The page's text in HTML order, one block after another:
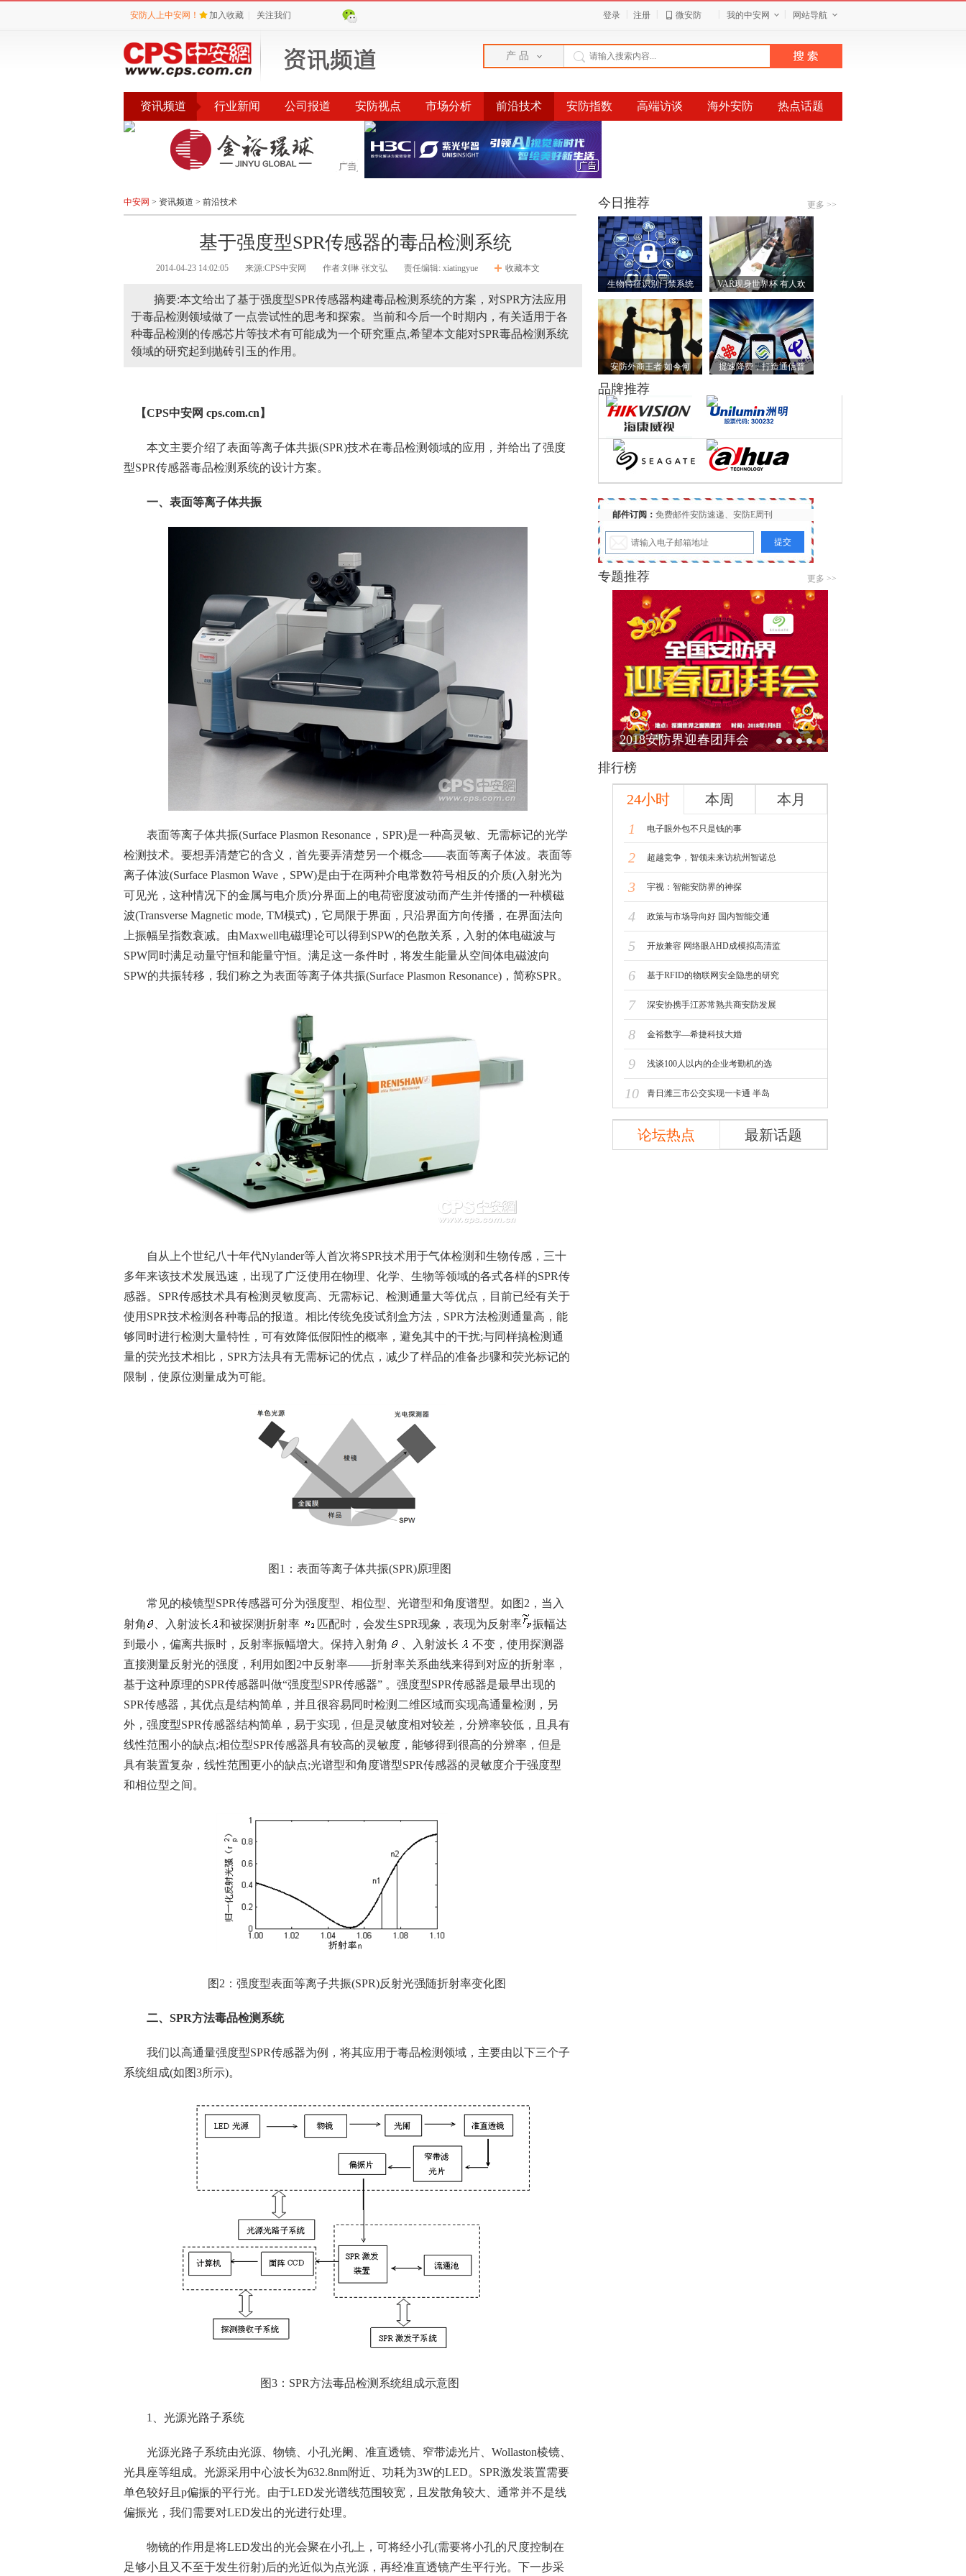
安防人上中安网！ 加入收藏 关注我们 登录 注册 微安防 我的中安网 网站导航
产 品
资讯频道 行业新闻 公司报道 安防视点 市场分析 前沿技术 安防指数 高端访谈 海外安防 热点话题
公告 评选 榜单
中安网 > 资讯频道 > 前沿技术
基于强度型SPR传感器的毒品检测系统
2014-04-23 14:02:05 来源:CPS中安网 作者:刘琳 张文弘 责任编辑: xiatingyue 收藏本文
摘要:本文给出了基于强度型SPR传感器构建毒品检测系统的方案，对SPR方法应用
于毒品检测领域做了一点尝试性的思考和探索。当前和今后一个时期内，有关适用于各
种毒品检测的传感芯片等技术有可能成为一个研究重点,希望本文能对SPR毒品检测系统
领域的研究起到抛砖引玉的作用。
【CPS中安网 cps.com.cn】
本文主要介绍了表面等离子体共振(SPR)技术在毒品检测领域的应用，并给出了强度
型SPR传感器毒品检测系统的设计方案。
一、表面等离子体共振
表面等离子体共振(Surface Plasmon Resonance，SPR)是一种高灵敏、无需标记的光学
检测技术。要想弄清楚它的含义，首先要弄清楚另一个概念——表面等离子体波。表面等
离子体波(Surface Plasmon Wave，SPW)是由于在两种介电常数符号相反的介质(入射光为
可见光，这种情况下的金属与电介质)分界面上的电荷密度波动而产生并传播的一种横磁
波(Transverse Magnetic mode, TM模式)，它局限于界面，只沿界面方向传播，在界面法向
上振幅呈指数衰减。由Maxwell电磁理论可以得到SPW的色散关系，入射的体电磁波与
SPW同时满足动量守恒和能量守恒。满足这一条件时，将发生能量从空间体电磁波向
SPW的共振转移，我们称之为表面等离子体共振(Surface Plasmon Resonance)，简称SPR。
自从上个世纪八十年代Nylander等人首次将SPR技术用于气体检测和生物传感，三十
多年来该技术发展迅速，出现了广泛使用在物理、化学、生物等领域的各式各样的SPR传
感器。SPR传感技术具有检测灵敏度高、无需标记、检测通量大等优点，目前已经有关于
使用SPR技术检测各种毒品的报道。相比传统免疫试剂盒方法，SPR方法检测通量高，能
够同时进行检测大量特性，可有效降低假阳性的概率，避免其中的干扰;与同样搞检测通
量的荧光技术相比，SPR方法具有无需标记的优点，减少了样品的准备步骤和荧光标记的
限制，使原位测量成为可能。
图1：表面等离子体共振(SPR)原理图
常见的棱镜型SPR传感器可分为强度型、相位型、光谱型和角度谱型。如图2，当入
射角
、入射波长 和被探测折射率 匹配时，会发生SPR现象，表现为反射率
振幅达
到最小，偏离共振时，反射率振幅增大。保持入射角
、入射波长
不变，使用探测器
直接测量反射光的强度，利用如图2中反射率——折射率关系曲线来得到对应的折射率，
基于这种原理的SPR传感器叫做“强度型SPR传感器” 。强度型SPR传感器是最早出现的
SPR传感器，其优点是结构简单，并且很容易同时检测二维区域而实现高通量检测，另
外，强度型SPR传感器结构简单，易于实现，但是灵敏度相对较差，分辨率较低，且具有
线性范围小的缺点;相位型SPR传感器具有较高的灵敏度，能够得到很高的分辨率，但是
具有装置复杂，线性范围更小的缺点;光谱型和角度谱型SPR传感器的灵敏度介于强度型
和相位型之间。
图2：强度型表面等离子共振(SPR)反射光强随折射率变化图
二、SPR方法毒品检测系统
我们以高通量强度型SPR传感器为例，将其应用于毒品检测领域，主要由以下三个子
系统组成(如图3所示)。
图3：SPR方法毒品检测系统组成示意图
1、光源光路子系统
光源光路子系统由光源、物镜、小孔光阑、准直透镜、窄带滤光片、Wollaston棱镜、
光具座等组成。光源采用中心波长为632.8nm附近、功耗为3W的LED。SPR激发装置需要
单色较好且p偏振的平行光。由于LED发光谱线范围较宽，且发散角较大、通常并不是线
偏振光，我们需要对LED发出的光进行处理。
物镜的作用是将LED发出的光会聚在小孔上，可将经小孔(需要将小孔的尺度控制在
足够小且又不至于发生衍射)后的光近似为点光源，再经准直透镜产生平行光。下一步采
今日推荐 更多 >>
生物特征识别门禁系统 VAR现身世界杯 有人欢
安防外商王者 如今何 提速降费，打造通信普
品牌推荐
邮件订阅： 免费邮件安防速递、安防E周刊
专题推荐 更多 >>
2018安防界迎春团拜会
排行榜
24小时 本周
本月
1
电子眼外包不只是钱的事
2 超越竞争，智领未来访杭州智诺总
3 宇视：智能安防界的神探
4 政策与市场导向好 国内智能交通
5 开放兼容 网络眼AHD成模拟高清监
6 基于RFID的物联网安全隐患的研究
7 深安协携手江苏常熟共商安防发展
8 金裕数字—希捷科技大婚
9 浅谈100人以内的企业考勤机的选
10 青日潍三市公交实现一卡通 半岛
论坛热点 最新话题